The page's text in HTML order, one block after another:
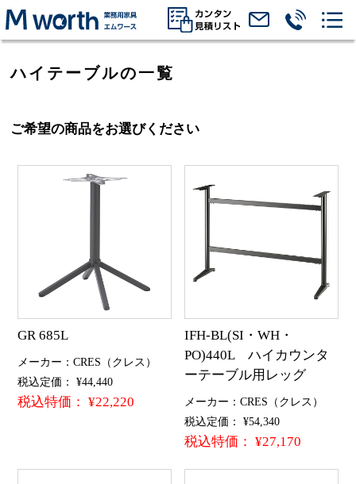
ハイテーブルの一覧
ご希望の商品をお選びください
GR 685L
メーカー：CRES（クレス）
税込定価： ¥44,440
税込特価： ¥22,220
IFH-BL(SI・WH・
PO)440L ハイカウンタ
ーテーブル用レッグ
メーカー：CRES（クレス）
税込定価： ¥54,340
税込特価： ¥27,170